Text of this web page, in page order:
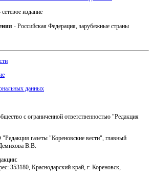
сетевое издание
- Российская Федерация, зарубежные страны
данных
с ограниченной ответственностью "Редакция
газеты "Кореновские вести", главный
В.В.
353180, Краснодарский край, г. Кореновск,